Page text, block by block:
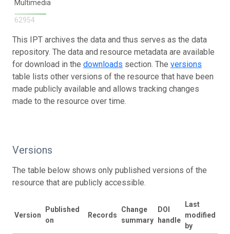
Multimedia
62954
This IPT archives the data and thus serves as the data
repository. The data and resource metadata are available
for download in the downloads section. The versions
table lists other versions of the resource that have been
made publicly available and allows tracking changes
made to the resource over time.
Versions
The table below shows only published versions of the
resource that are publicly accessible.
Version
Published
on
Records
Change
summary
DOI
handle
Last
modified
by